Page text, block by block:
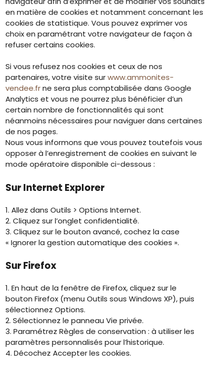
en matière de cookies et notamment concernant les
cookies de statistique. Vous pouvez exprimer vos
choix en paramétrant votre navigateur de façon à
refuser certains cookies.
Si vous refusez nos cookies et ceux de nos
partenaires, votre visite surwww.ammonites-
vendee.frne sera plus comptabilisée dans Google
Analytics et vous ne pourrez plus bénéficier d’un
certain nombre de fonctionnalités qui sont
néanmoins nécessaires pour naviguer dans certaines
de nos pages.
Nous vous informons que vous pouvez toutefois vous
opposer à l’enregistrement de cookies en suivant le
mode opératoire disponible ci-dessous :
Sur Internet Explorer
1. Allez dans Outils > Options Internet.
2. Cliquez sur l’onglet confidentialité.
3. Cliquez sur le bouton avancé, cochez la case
« Ignorer la gestion automatique des cookies ».
Sur Firefox
1. En haut de la fenêtre de Firefox, cliquez sur le
bouton Firefox (menu Outils sous Windows XP), puis
sélectionnez Options.
2. Sélectionnez le panneau Vie privée.
3. Paramétrez Règles de conservation : à utiliser les
paramètres personnalisés pour l’historique.
4. Décochez Accepter les cookies.